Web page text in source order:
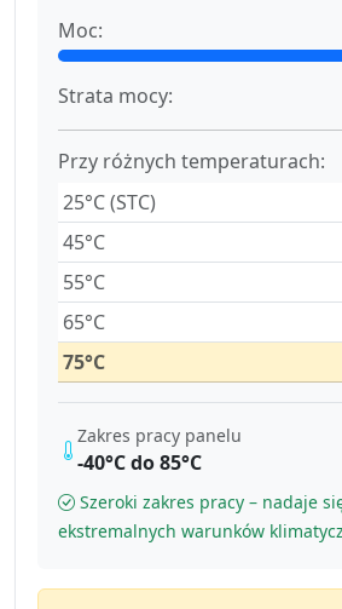
Moc:
Strata mocy:
Przy różnych temperaturach:
25°C (STC)
45°C
55°C
65°C
75°C
Zakres pracy panelu
-40°C do 85°C
Szeroki zakres pracy – nadaje
ekstremalnych warunków